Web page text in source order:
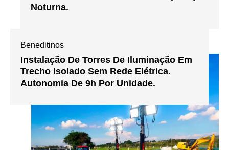
Noturna.
Beneditinos
Instalação De Torres De Iluminação Em
Trecho Isolado Sem Rede Elétrica.
Autonomia De 9h Por Unidade.